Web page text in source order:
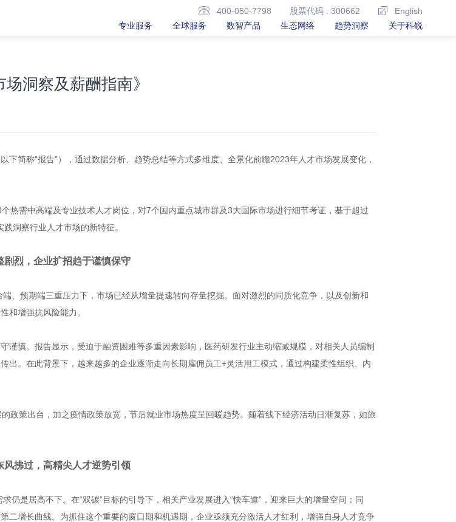
400-050-7798 股票代码 : 300662
English
专业服务
全球服务 数智产品 生态网络 趋势洞察 关于科锐
洞察及薪酬指南》
简称“报告”），通过数据分析、趋势总结等方式多维度、全景化前瞻2023年人才市场发展变化，
热需中高端及专业技术人才岗位，对7个国内重点城市群及3大国际市场进行细节考证，基于超过
洞察行业人才市场的新特征。
剧烈，企业扩招趋于谨慎保守
、预期端三重压力下，市场已经从增量提速转向存量挖掘。面对激烈的同质化竞争，以及创新和
和增强抗风险能力。
慎。报告显示，受迫于融资困难等多重因素影响，医药研发行业主动缩减规模，对相关人员编制
出。在此背景下，越来越多的企业逐渐走向长期雇佣员工+灵活用工模式，通过构建柔性组织、内
政策出台，加之疫情政策放宽，节后就业市场热度呈回暖趋势。随着线下经济活动日渐复苏，如旅
风拂过，高精尖人才逆势引领
是居高不下。在“双碳”目标的引导下，相关产业发展进入“快车道”，迎来巨大的增量空间；同
二增长曲线。为抓住这个重要的窗口期和机遇期，企业亟须充分激活人才红利，增强自身人才竞争